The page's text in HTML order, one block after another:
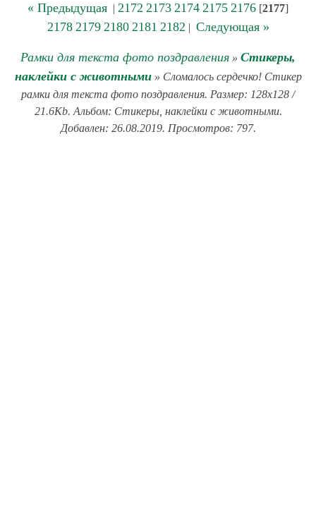
« Предыдущая | 2172 2173 2174 2175 2176 [2177]
2178 2179 2180 2181 2182 | Следующая »
Рамки для текста фото поздравления » Стикеры,
наклейки с животными» Сломалось сердечко! Стикер
рамки для текста фото поздравления. Размер: 128x128 /
21.6Kb. Альбом: Стикеры, наклейки с животными.
Добавлен: 26.08.2019. Просмотров: 797.